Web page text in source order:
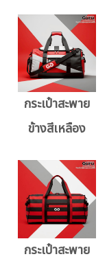
กระเป๋าสะพาย
ข้างสีเหลือง
กระเป๋าสะพาย